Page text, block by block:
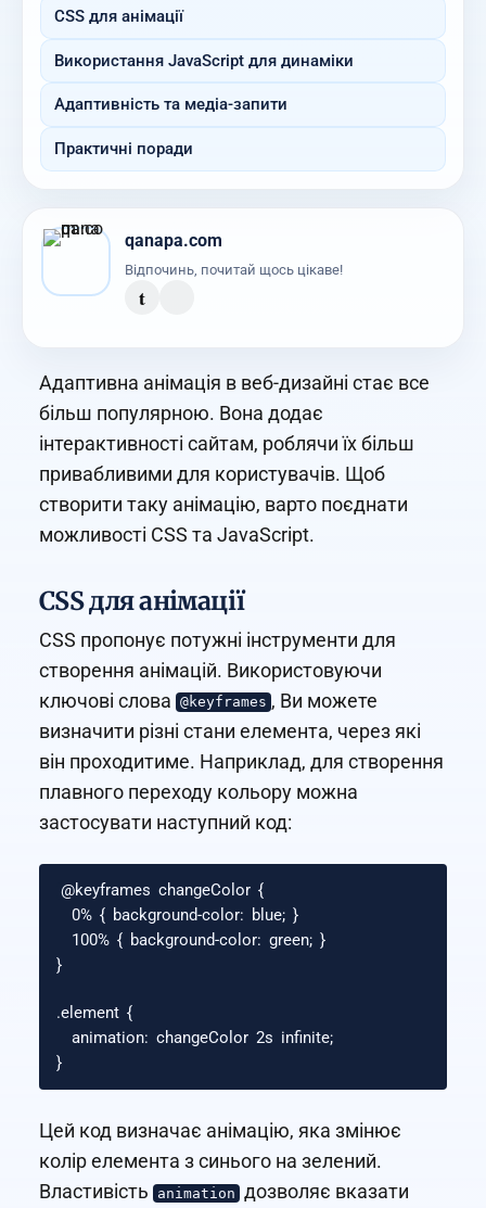
CSS для анімації
Використання JavaScript для динаміки
Адаптивність та медіа-запити
Практичні поради
qanapa.com
Відпочинь, почитай щось цікаве!
t
Адаптивна анімація в веб-дизайні стає все
більш популярною. Вона додає
інтерактивності сайтам, роблячи їх більш
привабливими для користувачів. Щоб
створити таку анімацію, варто поєднати
можливості CSS та JavaScript.
CSS для анімації
CSS пропонує потужні інструменти для
створення анімацій. Використовуючи
ключові слова @keyframes , Ви можете
визначити різні стани елемента, через які
він проходитиме. Наприклад, для створення
плавного переходу кольору можна
застосувати наступний код:
@keyframes changeColor {
0% { background-color: blue; }
100% { background-color: green; }
}
.element {
animation: changeColor 2s infinite;
}
Цей код визначає анімацію, яка змінює
колір елемента з синього на зелений.
Властивість
animation дозволяє вказати